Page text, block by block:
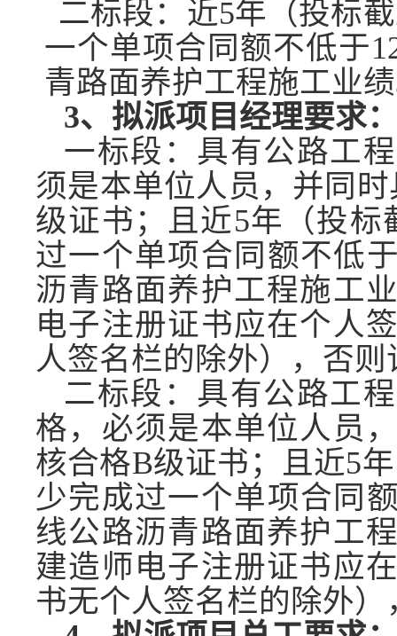
二标段 ：近5年（投标
一个单项合同额不低于
青路面养护工程施工业
3、拟派项目经理要求
一标段 ：具有公路工
须是本单位人员，并同
级证书；且近5年（投
过一个单项合同额不低
沥青路面养护工程施工
电子注册证书应在个人
人签名栏的除外），否
二标段 ：具有公路工
格，必须是本单位人员
核合格B级证书；且近5
少完成过一个单项合同
线公路沥青路面养护工
建造师电子注册证书应
书无个人签名栏的除外